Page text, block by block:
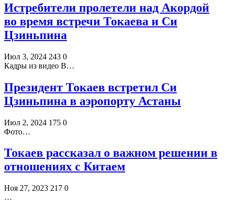
Истребители пролетели над Акордой
во время встречи Токаева и Си
Цзиньпина
Июл 3, 2024 243 0
Кадры из видео В…
Президент Токаев встретил Си
Цзиньпина в аэропорту Астаны
Июл 2, 2024 175 0
Фото…
Токаев рассказал о важном решении в
отношениях с Китаем
Ноя 27, 2023 217 0
…